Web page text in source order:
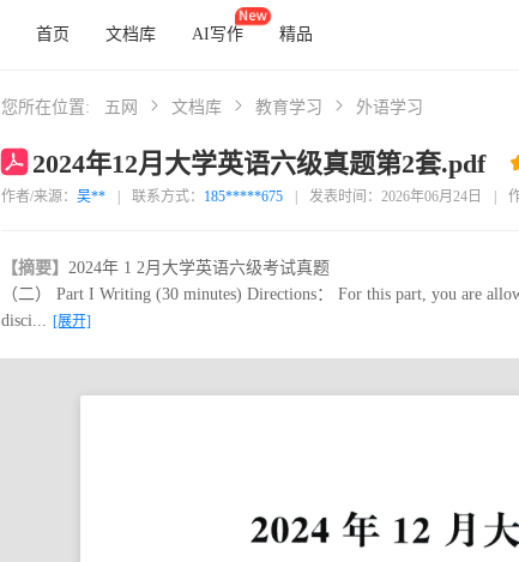
首页 文档库 AI写作 精品
您所在位置: 五网 文档库 教育学习 外语学习
2024年12月大学英语六级真题第2套.pdf
作者/来源： 吴** 联系方式： 185*****675 发表时间：2026年06月24日
【摘要】 2024年 1 2月大学英语六级考试真题
（二） Part I Writing (30 minutes) Directions： For this part, you are
disci... [展开]